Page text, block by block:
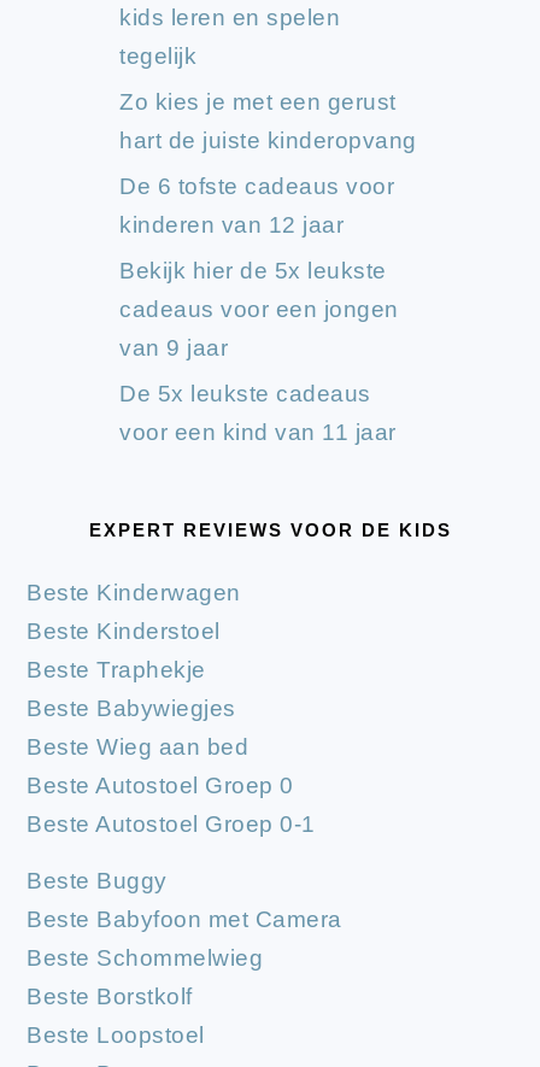
kids leren en spelen
tegelijk
Zo kies je met een gerust
hart de juiste kinderopvang
De 6 tofste cadeaus voor
kinderen van 12 jaar
Bekijk hier de 5x leukste
cadeaus voor een jongen
van 9 jaar
De 5x leukste cadeaus
voor een kind van 11 jaar
EXPERT REVIEWS VOOR DE KIDS
Beste Kinderwagen
Beste Kinderstoel
Beste Traphekje
Beste Babywiegjes
Beste Wieg aan bed
Beste Autostoel Groep 0
Beste Autostoel Groep 0-1
Beste Buggy
Beste Babyfoon met Camera
Beste Schommelwieg
Beste Borstkolf
Beste Loopstoel